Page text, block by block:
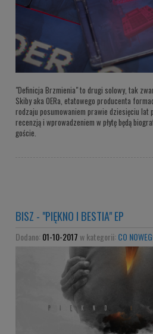
"Definicja Brzmienia" to drugi solowy, tak
Skiby aka OERa, etatowego producenta
rodzaju posumowaniem prawie dziesięciu lat
recenzją i wprowadzeniem w płytę będą
goście.
BISZ - "PIĘKNO I BESTIA" EP
Dodano: 01-10-2017w kategorii: CO